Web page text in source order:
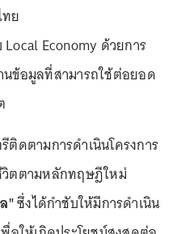
ย
Economy ด้วยการ
นข้อมูลที่สามารถใช้ต่อยอด
ดตามการดำเนินโครงการ
ตามหลักทฤษฎีใหม่
"ซึ่งได้กำชับให้มีการดำเนิน